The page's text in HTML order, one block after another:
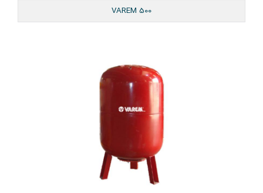
VAREM 500